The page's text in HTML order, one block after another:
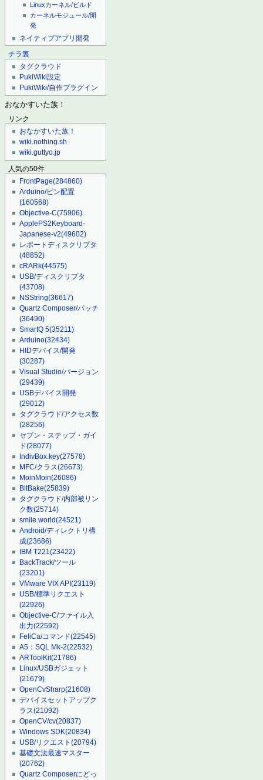
Linuxカーネル/ビルド
カーネルモジュール/開
発
ネイティブアプリ開発
チラ裏
タグクラウド
PukiWiki設定
PukiWiki/自作プラグイン
おなかすいた族！
リンク
おなかすいた族！
wiki.nothing.sh
wiki.guttyo.jp
人気の50件
FrontPage(284860)
Arduino/ピン配置
(160568)
Objective-C(75906)
ApplePS2Keyboard-
Japanese-v2(49602)
レポートディスクリプタ
(48852)
cRARk(44575)
USB/ディスクリプタ
(43708)
NSString(36617)
Quartz Composer/パッチ
(36490)
SmartQ 5(35211)
Arduino(32434)
HIDデバイス/開発
(30287)
Visual Studio/バージョン
(29439)
USBデバイス開発
(29012)
タグクラウド/アクセス数
(28256)
セブン・ステップ・ガイ
ド(28077)
IndivBox.key(27578)
MFC/クラス(26673)
MoinMoin(26086)
BitBake(25839)
タグクラウド/内部被リン
ク数(25714)
smile.world(24521)
Android/ディレクトリ構
成(23686)
IBM T221(23422)
BackTrack/ツール
(23201)
VMware VIX API(23119)
USB/標準リクエスト
(22926)
Objective-C/ファイル入
出力(22592)
FeliCa/コマンド(22545)
A5：SQL Mk-2(22532)
ARToolKit(21786)
Linux/USBガジェット
(21679)
OpenCvSharp(21608)
デバイスセットアップク
ラス(21092)
OpenCV/cv(20837)
Windows SDK(20834)
USB/リクエスト(20794)
基礎文法最速マスター
(20762)
Quartz Composerにどっ